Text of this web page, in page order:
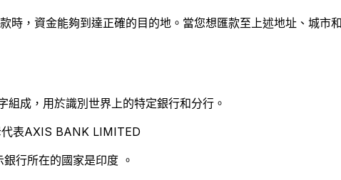
時，資金能夠到達正確的目的地。當您想匯款至上述地址、城
成，用於識別世界上的特定銀行和分行。
表AXIS BANK LIMITED
行所在的國家是印度 。